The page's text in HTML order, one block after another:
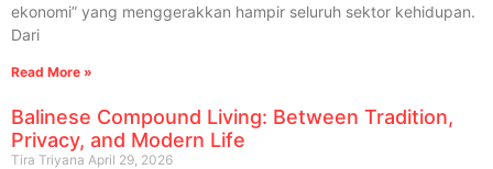
ekonomi” yang menggerakkan hampir seluruh sektor kehidupan.
Dari
Read More »
Balinese Compound Living: Between Tradition,
Privacy, and Modern Life
Tira Triyana April 29, 2026